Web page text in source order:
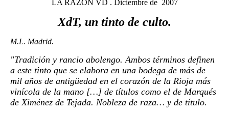
LA RAZÓN VD . Diciembre de 2007
XdT, un tinto de culto.
M.L. Madrid.
"Tradición y rancio abolengo. Ambos términos definen
a este tinto que se elabora en una bodega de más de
mil años de antigüedad en el corazón de la Rioja más
vinícola de la mano […] de títulos como el de Marqués
de Ximénez de Tejada. Nobleza de raza… y de título.